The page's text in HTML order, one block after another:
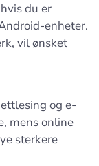
du er
enheter.
vil ønsket
og e-
mens online
sterkere